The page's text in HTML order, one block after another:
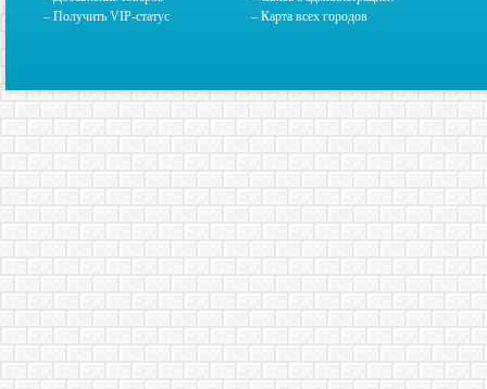
– Получить VIP-статус
– Карта всех городов